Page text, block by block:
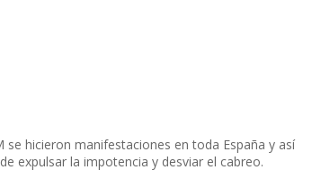
hicieron manifestaciones en toda España y así
expulsar la impotencia y desviar el cabreo.